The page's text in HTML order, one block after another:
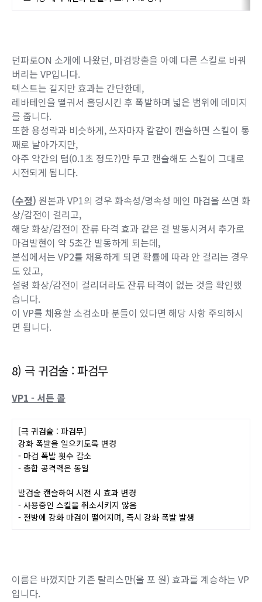
잠시 뒤 균열이 폭발하여 균열 위의 모든 적에게 피해를 줌
- 폭발 공격에 삭제된 공격력을 합산
- 총합 공격력은 동일
마검 스택의 강화 효과 추가
- 스택당 레바테인과 균열의 크기 7% 증가
버리는 VP입니다.
텍스트는 길지만 효과는 간단한데,
레바테인을 떨궈서 홀딩시킨 후 폭발하며 넓은 범위에 데미지
를 줍니다.
또한 용성락과 비슷하게, 쓰자마자 칼같이 캔슬하면 스킬이 통
째로 날아가지만,
아주 약간의 텀(0.1초 정도?)만 두고 캔슬해도 스킬이 그대로
시전되게 됩니다.
(수정)원본과 VP1의 경우 화속성/명속성 메인 마검을 쓰면 화
마검발현이 약 5초간 발동하게 되는데,
도 있고,
습니다.
이 VP를 채용할 소검소마 분들이 있다면 해당 사항 주의하시
면 됩니다.
8) 극 귀검술 : 파검무
VP1 - 서든 콜
- 마검 폭발 횟수 감소
- 총합 공격력은 동일